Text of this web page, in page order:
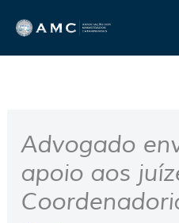
para
o
Advogado
apoio aos